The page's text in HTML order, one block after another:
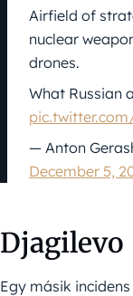
Airfield of
nuclear
drones.
What Russian
— Anton
December 5,
Djagilevo
Egy másik